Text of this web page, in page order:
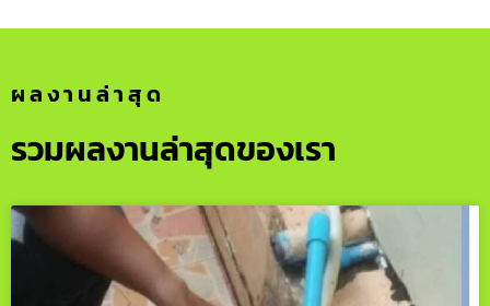
ผลงานล่าสุด
รวมผลงานล่าสุดของเรา